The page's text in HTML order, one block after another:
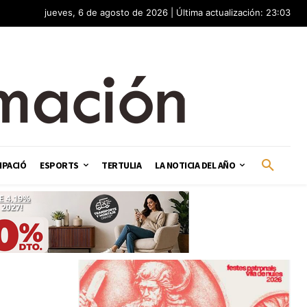
jueves, 6 de agosto de 2026 | Última actualización: 23:03
ESPORTS TERTULIA LA NOTICIA DEL AÑO